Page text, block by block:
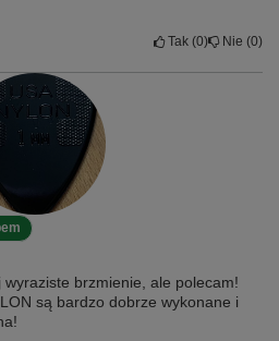
Tak 0 Nie 0
brzmienie, ale polecam!
są bardzo dobrze wykonane i